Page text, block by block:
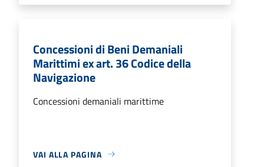
Concessioni di Beni Demaniali
Marittimi ex art. 36 Codice della
Navigazione
Concessioni demaniali marittime
VAI ALLA PAGINA